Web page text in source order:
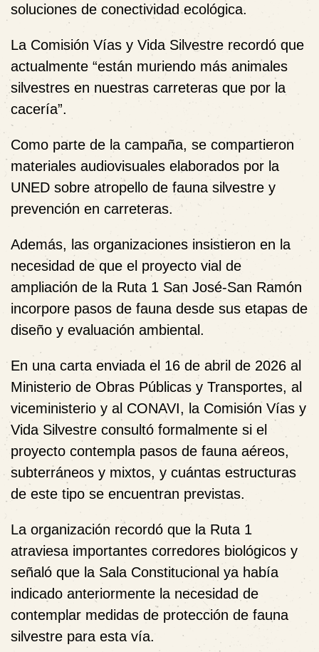
soluciones de conectividad ecológica.
La Comisión Vías y Vida Silvestre recordó que
actualmente “están muriendo más animales
silvestres en nuestras carreteras que por la
cacería”.
Como parte de la campaña, se compartieron
materiales audiovisuales elaborados por la
UNED sobre atropello de fauna silvestre y
prevención en carreteras.
Además, las organizaciones insistieron en la
necesidad de que el proyecto vial de
ampliación de la Ruta 1 San José-San Ramón
incorpore pasos de fauna desde sus etapas de
diseño y evaluación ambiental.
En una carta enviada el 16 de abril de 2026 al
Ministerio de Obras Públicas y Transportes, al
viceministerio y al CONAVI, la Comisión Vías y
Vida Silvestre consultó formalmente si el
proyecto contempla pasos de fauna aéreos,
subterráneos y mixtos, y cuántas estructuras
de este tipo se encuentran previstas.
La organización recordó que la Ruta 1
atraviesa importantes corredores biológicos y
señaló que la Sala Constitucional ya había
indicado anteriormente la necesidad de
contemplar medidas de protección de fauna
silvestre para esta vía.